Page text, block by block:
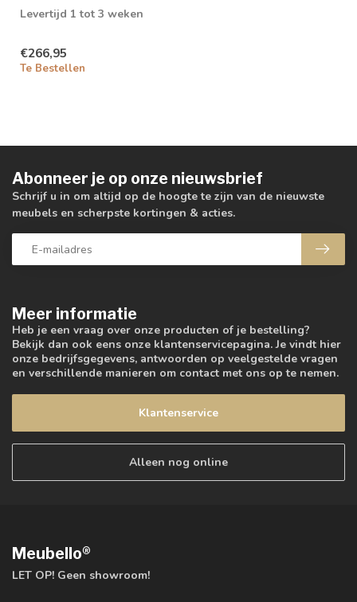
Levertijd 1 tot 3 weken
€266,95
Te Bestellen
Meer informatie
Heb je een vraag over onze producten of je bestelling?
Bekijk dan ook eens onze klantenservicepagina. Je vindt hier
onze bedrijfsgegevens, antwoorden op veelgestelde vragen
en verschillende manieren om contact met ons op te nemen.
Klantenservice
Alleen nog online
Abonneer je op onze nieuwsbrief
Schrijf u in om altijd op de hoogte te zijn van de nieuwste
meubels en scherpste kortingen & acties.
Meubello®
LET OP! Geen showroom!